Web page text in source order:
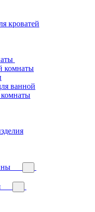
кроватей
комнаты
ванной